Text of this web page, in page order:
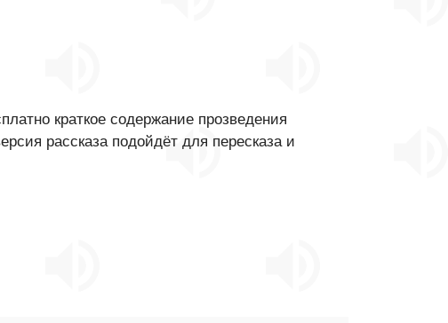
краткое содержание прозведения
рассказа подойдёт для пересказа и